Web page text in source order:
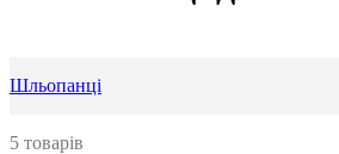
Шльопанці
5 товарів